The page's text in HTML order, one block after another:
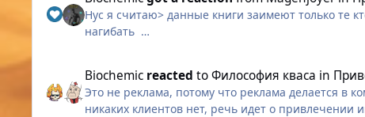
И в таком же духе)
Нус я считаю> данные книги заимеют только те
нагибать
Biochemic reacted toФилософия кваса in
Это не реклама, потому что реклама делается в
никаких клиентов нет, речь идет о привлечении